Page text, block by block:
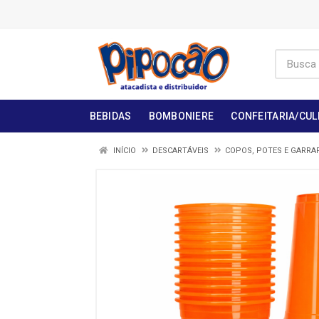
BEBIDAS BOMBONIERE CONFEITARIA/
INÍCIO DESCARTÁVEIS COPOS, POTES E